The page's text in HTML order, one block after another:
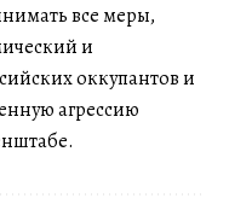
все меры,
и
оккупантов и
агрессию